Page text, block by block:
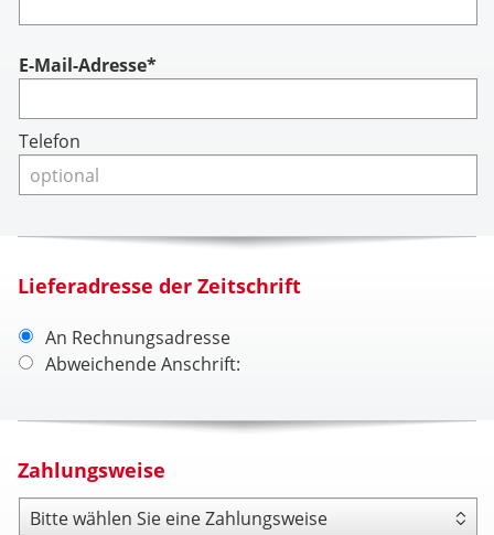
Account
E-Mail-Adresse*
Telefon
Lieferadresse der Zeitschrift
An Rechnungsadresse
Abweichende Anschrift:
Zahlungsweise
Zahlungsweise